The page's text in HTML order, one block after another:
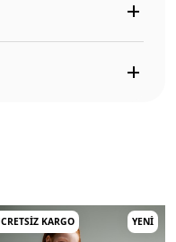
KARGO YENI